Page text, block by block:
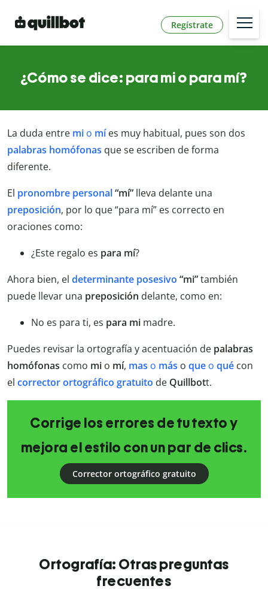
Regístrate
¿Cómo se dice: para mi o para mí?
La duda entre mi o míes muy habitual, pues son dos
palabras homófonas que se escriben de forma
diferente.
El pronombre personal“mí” lleva delante una
preposición, por lo que “para mí” es correcto en
oraciones como:
¿Este regalo es para mí?
Ahora bien, el determinante posesivo “mi”también
puede llevar una preposición delante, como en:
No es para ti, es para mi madre.
Puedes revisar la ortografía y acentuación de palabras
homófonas como mi o mí, mas o más o que o qué con
el correctorortográfico gratuito de Quillbott.
Corrige los errores de tu texto y
mejora el estilo con un par de clics.
Corrector ortográfico gratuito
Ortografía: Otras preguntas
frecuentes